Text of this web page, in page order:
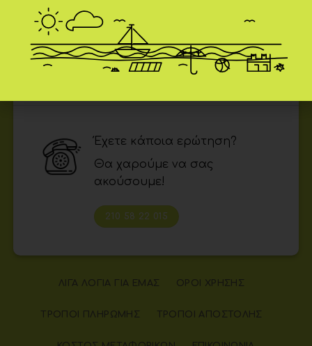
Τρίτη - Πέμπτη -
Παρασκευή: 9:00 - 14:00 &
17:00 - 21:00
Έχετε κάποια ερώτηση?
Θα χαρούμε να σας
ακούσουμε!
210 58 22 015
ΛΊΓΑ ΛΌΓΙΑ ΓΙΑ ΕΜΆΣ ΌΡΟΙ ΧΡΉΣΗΣ
ΤΡΌΠΟΙ ΠΛΗΡΩΜΉΣ ΤΡΌΠΟΙ ΑΠΟΣΤΟΛΉΣ